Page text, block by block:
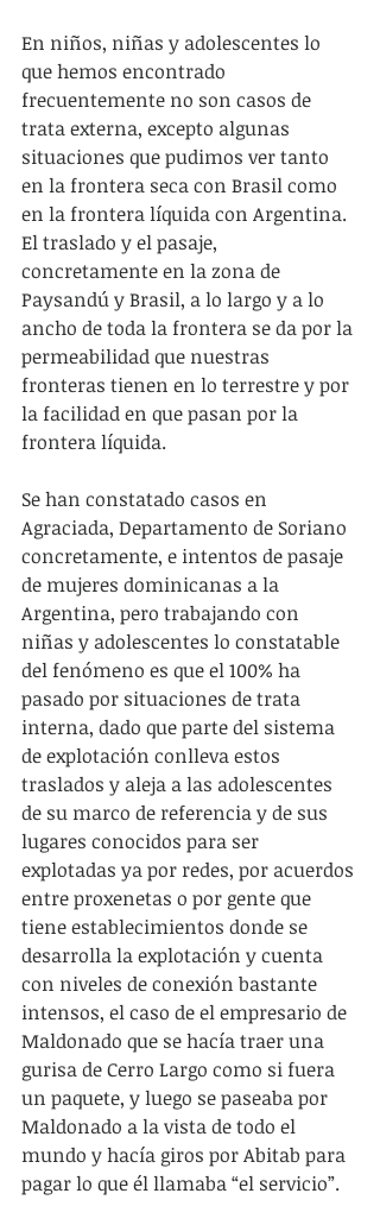
En niños, niñas y adolescentes lo
que hemos encontrado
frecuentemente no son casos de
trata externa, excepto algunas
situaciones que pudimos ver tanto
en la frontera seca con Brasil como
en la frontera líquida con Argentina.
El traslado y el pasaje,
concretamente en la zona de
Paysandú y Brasil, a lo largo y a lo
ancho de toda la frontera se da por la
permeabilidad que nuestras
fronteras tienen en lo terrestre y por
la facilidad en que pasan por la
frontera líquida.
Se han constatado casos en
Agraciada, Departamento de Soriano
concretamente, e intentos de pasaje
de mujeres dominicanas a la
Argentina, pero trabajando con
niñas y adolescentes lo constatable
del fenómeno es que el 100% ha
pasado por situaciones de trata
interna, dado que parte del sistema
de explotación conlleva estos
traslados y aleja a las adolescentes
de su marco de referencia y de sus
lugares conocidos para ser
explotadas ya por redes, por acuerdos
entre proxenetas o por gente que
tiene establecimientos donde se
desarrolla la explotación y cuenta
con niveles de conexión bastante
intensos, el caso de el empresario de
Maldonado que se hacía traer una
gurisa de Cerro Largo como si fuera
un paquete, y luego se paseaba por
Maldonado a la vista de todo el
mundo y hacía giros por Abitab para
pagar lo que él llamaba “el servicio”.